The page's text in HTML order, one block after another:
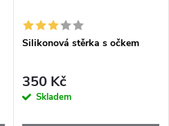
Silikonová stěrka s očkem
350 Kč
Skladem